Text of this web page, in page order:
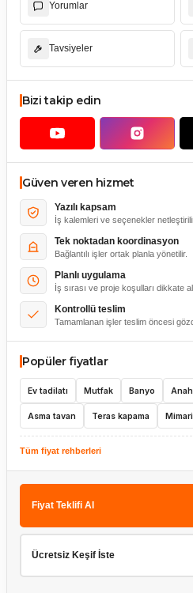
Yorumlar
Tavsiyeler
Bizi takip edin
Güven veren hizmet
Yazılı kapsam
İş kalemleri ve seçenekler
Tek noktadan koordinasyon
Bağlantılı işler ortak planla yönetilir.
Planlı uygulama
İş sırası ve proje koşulları dikkate
Kontrollü teslim
Tamamlanan işler teslim öncesi
Popüler fiyatlar
Ev tadilatı Mutfak Banyo
Asma tavan Teras kapama
Tüm fiyat rehberleri
Fiyat Teklifi Al
Ücretsiz Keşif İste